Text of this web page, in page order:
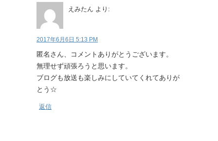
えみたん より:
2017年6月6日 5:13 PM
匿名さん、コメントありがとうございます。
無理せず頑張ろうと思います。
ブログも放送も楽しみにしていてくれてありが
とう☆
返信